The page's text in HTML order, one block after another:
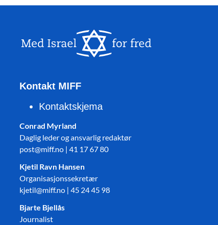
Kontakt MIFF
Kontaktskjema
Conrad Myrland
Daglig leder og ansvarlig redaktør
post@miff.no | 41 17 67 80
Kjetil Ravn Hansen
Organisasjonssekretær
kjetil@miff.no | 45 24 45 98
Bjarte Bjellås
Journalist